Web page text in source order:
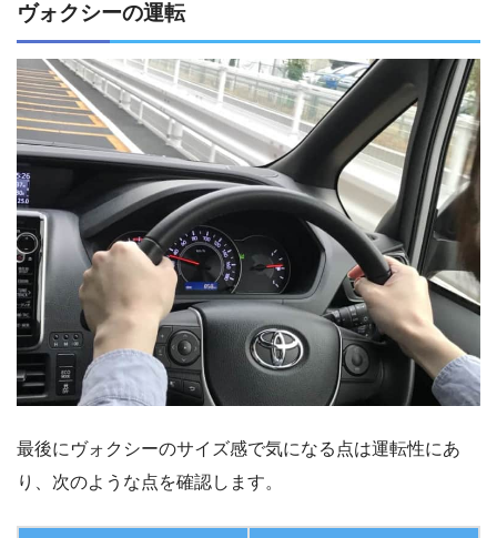
ヴォクシーの運転
最後にヴォクシーのサイズ感で気になる点は運転性にあ
り、次のような点を確認します。